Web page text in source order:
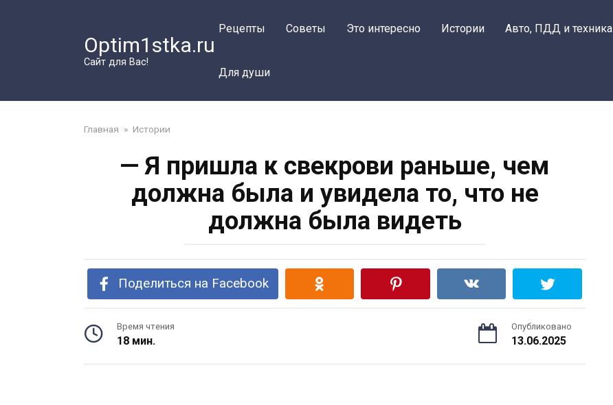
Optim1stka.ru
Сайт для Вас!
Рецепты Советы Это интересно Истории Авто, ПДД и техника
Для души
Главная » Истории
— Я пришла к свекрови раньше, чем
должна была и увидела то, что не
должна была видеть
Поделиться на Facebook
Время чтения
18 мин.
Опубликовано
13.06.2025